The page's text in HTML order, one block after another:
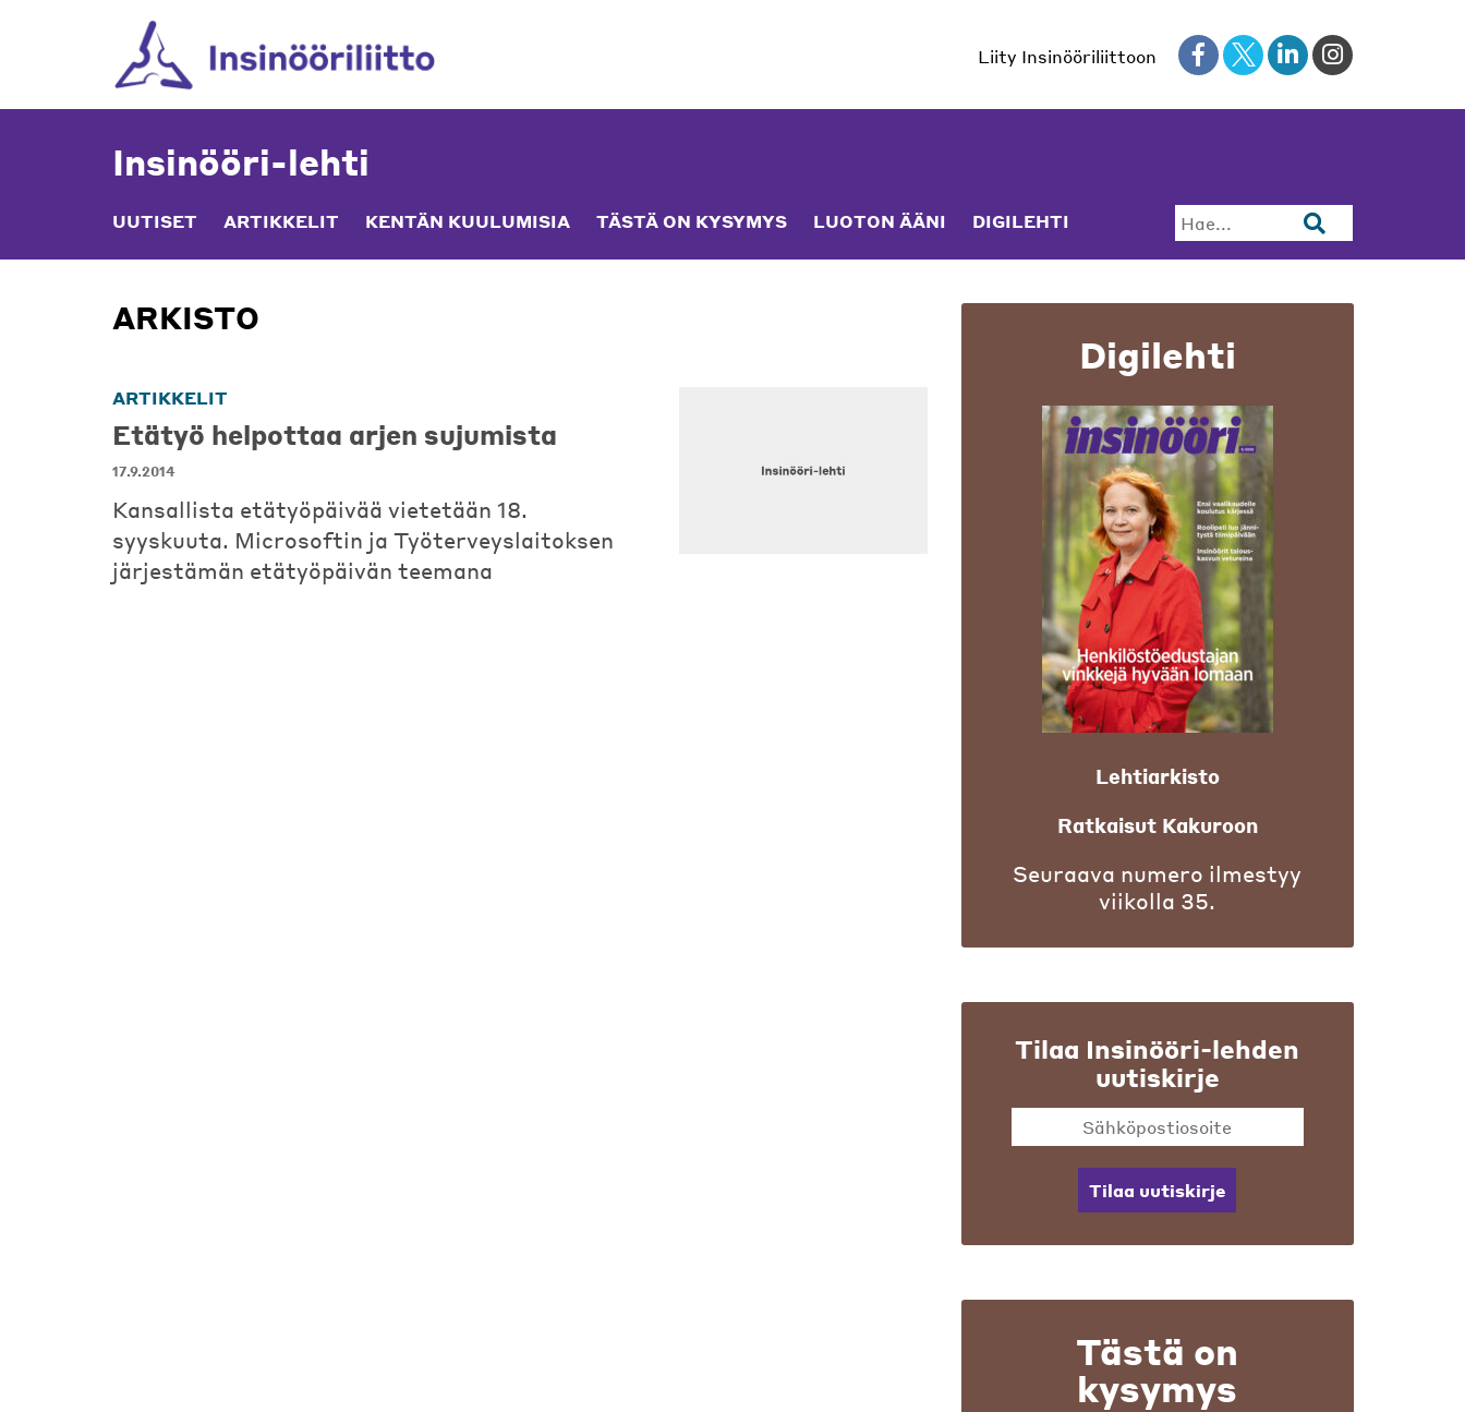
Liity Insinööriliittoon
Insinööri-lehti
UUTISET ARTIKKELIT KENTÄN KUULUMISIA TÄSTÄ ON KYSYMYS LUOTON ÄÄNI DIGILEHTI Hae...
ARKISTO
ARTIKKELIT
Etätyö helpottaa arjen sujumista
17.9.2014
Kansallista etätyöpäivää vietetään 18.
syyskuuta. Microsoftin ja Työterveyslaitoksen
järjestämän etätyöpäivän teemana
Digilehti
Lehtiarkisto
Ratkaisut Kakuroon
Seuraava numero ilmestyy
viikolla 35.
Tilaa Insinööri-lehden
uutiskirje
Tilaa uutiskirje
Tästä on
kysymys